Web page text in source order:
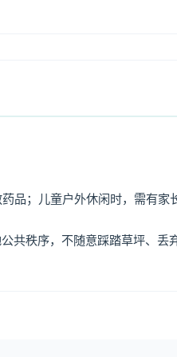
品；儿童户外休闲时，需有家
共秩序，不随意踩踏草坪、丢